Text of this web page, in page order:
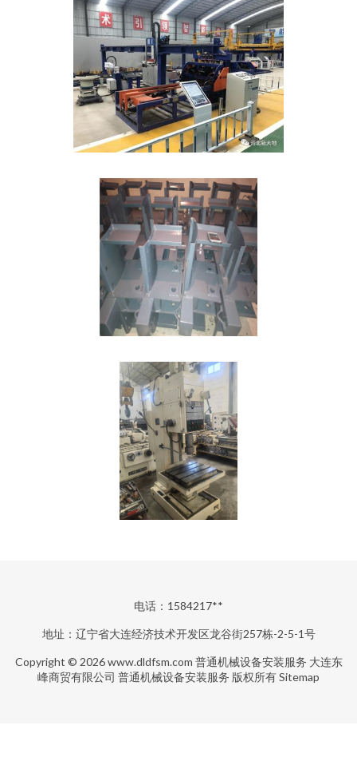
电话：1584217**
地址：辽宁省大连经济技术开发区龙谷街257栋-2-5-1号
Copyright © 2026www.dldfsm.com 普通机械设备安装服务 大连东
峰商贸有限公司 普通机械设备安装服务 版权所有Sitemap